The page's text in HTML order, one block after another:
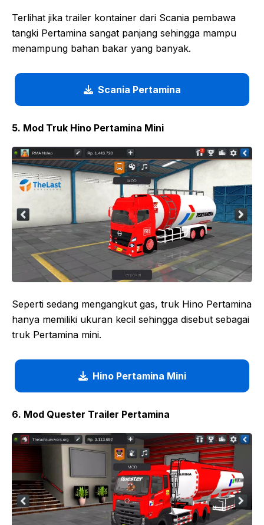
Terlihat jika trailer kontainer dari Scania pembawa
tangki Pertamina sangat panjang sehingga mampu
menampung bahan bakar yang banyak.
Scania Pertamina
5. Mod Truk Hino Pertamina Mini
Seperti sedang mengangkut gas, truk Hino Pertamina
hanya memiliki ukuran kecil sehingga disebut sebagai
truk Pertamina mini.
Hino Pertamina Mini
6. Mod Quester Trailer Pertamina